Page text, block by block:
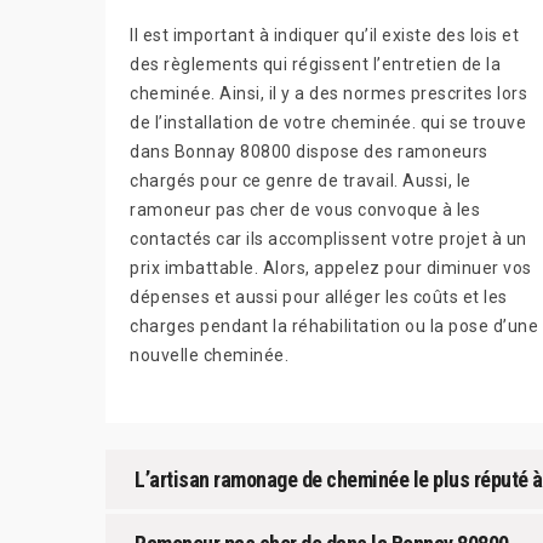
Il est important à indiquer qu’il existe des lois et
des règlements qui régissent l’entretien de la
cheminée. Ainsi, il y a des normes prescrites lors
de l’installation de votre cheminée. qui se trouve
dans Bonnay 80800 dispose des ramoneurs
chargés pour ce genre de travail. Aussi, le
ramoneur pas cher de vous convoque à les
contactés car ils accomplissent votre projet à un
prix imbattable. Alors, appelez pour diminuer vos
dépenses et aussi pour alléger les coûts et les
charges pendant la réhabilitation ou la pose d’une
nouvelle cheminée.
L’artisan ramonage de cheminée le plus réputé